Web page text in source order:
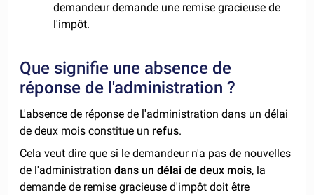
demandeur demande une remise gracieuse de
l'impôt.
Que signifie une absence de
réponse de l'administration ?
L'absence de réponse de l'administration dans un délai
de deux mois constitue un refus.
Cela veut dire que si le demandeur n'a pas de nouvelles
de l'administrationdans un délai de deux mois, la
demande de remise gracieuse d'impôt doit être